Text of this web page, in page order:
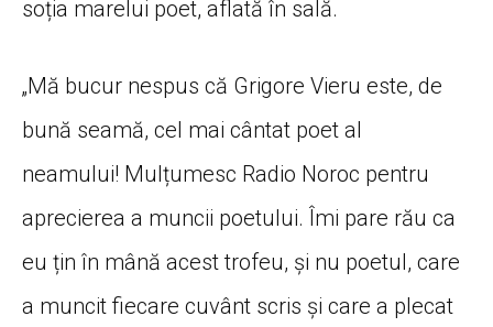
soția marelui poet, aflată în sală.
„Mă bucur nespus că Grigore Vieru este, de
bună seamă, cel mai cântat poet al
neamului! Mulțumesc Radio Noroc pentru
aprecierea a muncii poetului. Îmi pare rău ca
eu țin în mână acest trofeu, și nu poetul, care
a muncit fiecare cuvânt scris și care a plecat